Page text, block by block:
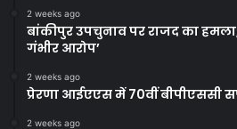
2 weeks ago
बांकीपुर उपचुनाव पर राजद का
गंभीर आरोप’
2 weeks ago
प्रेरणा आईएएस में 70वीं बीपीएससी
2 weeks ago